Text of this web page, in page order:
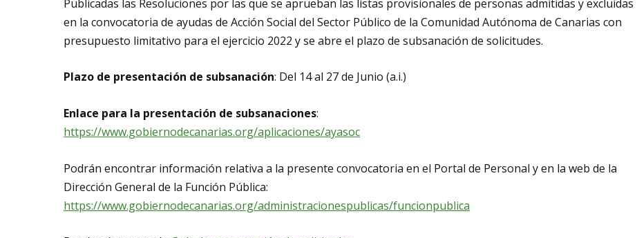
Publicadas las Resoluciones por las que se aprueban las listas provisionales de personas admitidas y excluidas
en la convocatoria de ayudas de Acción Social del Sector Público de la Comunidad Autónoma de Canarias con
presupuesto limitativo para el ejercicio 2022 y se abre el plazo de subsanación de solicitudes.
Plazo de presentación de subsanación: Del 14 al 27 de Junio (a.i.)
Enlace para la presentación de subsanaciones:
https://www.gobiernodecanarias.org/aplicaciones/ayasoc
Podrán encontrar información relativa a la presente convocatoria en el Portal de Personal y en la web de la
Dirección General de la Función Pública:
https://www.gobiernodecanarias.org/administracionespublicas/funcionpublica